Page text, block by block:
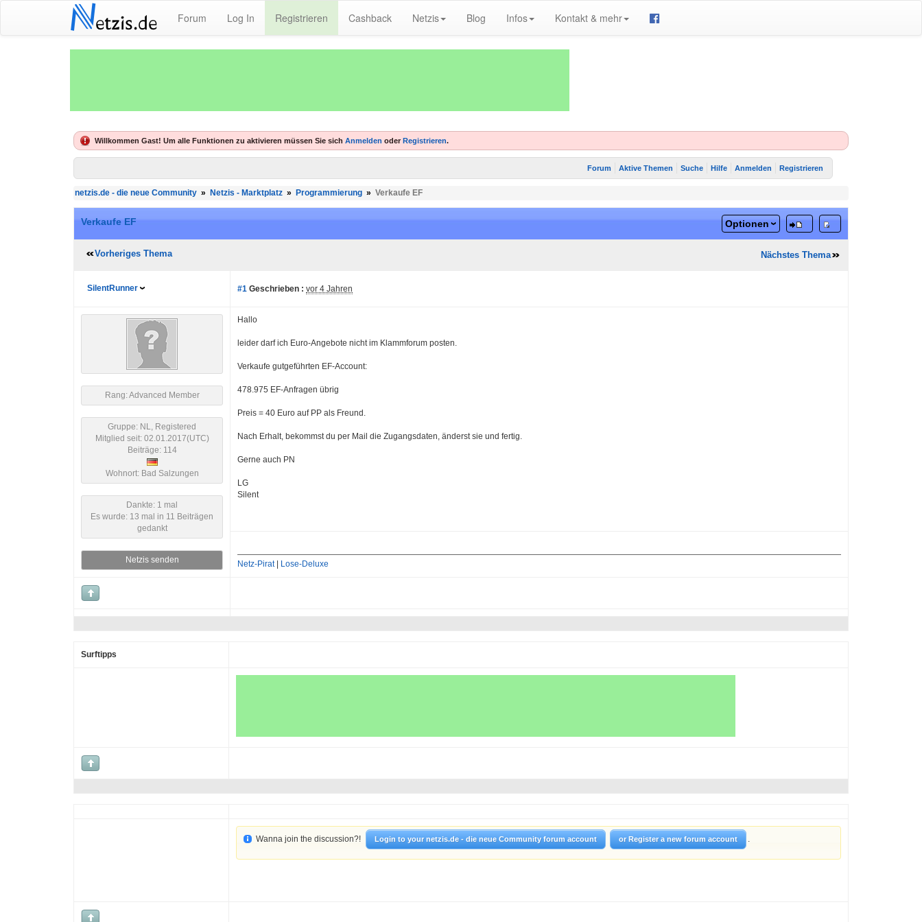
Netzis.de Forum Log In Registrieren Cashback Netzis Blog Infos Kontakt & mehr
Willkommen Gast! Um alle Funktionen zu aktivieren müssen Sie sich Anmelden oder Registrieren.
Forum Aktive Themen Suche Hilfe Anmelden Registrieren
netzis.de - die neue Community » Netzis - Marktplatz » Programmierung » Verkaufe EF
Verkaufe EF Optionen
Vorheriges Thema Nächstes Thema
SilentRunner #1 Geschrieben : vor 4 Jahren
Rang: Advanced Member
Gruppe: NL, Registered
Mitglied seit: 02.01.2017(UTC)
Beiträge: 114
Wohnort: Bad Salzungen
Dankte: 1 mal
Es wurde: 13 mal in 11 Beiträgen
gedankt
Netzis senden
Hallo
leider darf ich Euro-Angebote nicht im Klammforum posten.
Verkaufe gutgeführten EF-Account:
478.975 EF-Anfragen übrig
Preis = 40 Euro auf PP als Freund.
Nach Erhalt, bekommst du per Mail die Zugangsdaten, änderst sie und fertig.
Gerne auch PN
LG
Silent
Netz-Pirat| Lose-Deluxe
Surftipps
Wanna join the discussion?! Login to your netzis.de - die neue Community forum account or Register a new forum account .